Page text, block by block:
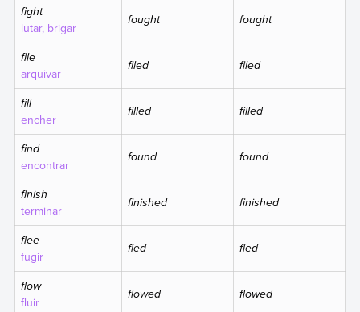
fight
lutar, brigar fought fought
file
arquivar filed filed
fill
encher filled filled
find
encontrar found found
finish
terminar finished finished
flee
fugir fled fled
flow
fluir flowed flowed